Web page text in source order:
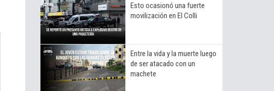
Esto ocasionó una fuerte
movilización en El Colli
Entre la vida y la muerte luego
de ser atacado con un
machete